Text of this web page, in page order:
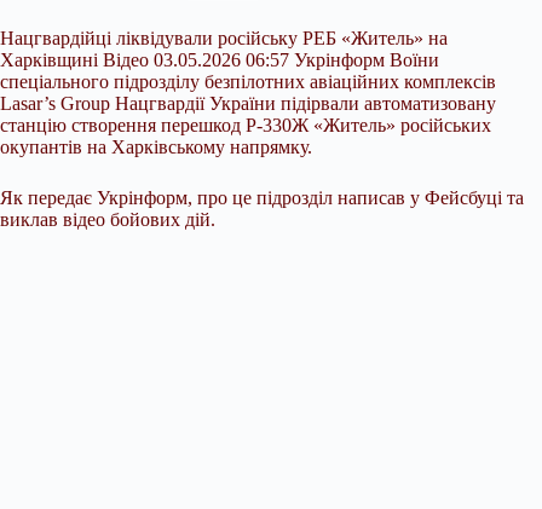
Нацгвардійці ліквідували російську РЕБ «Житель» на
Харківщині Відео 03.05.2026 06:57 Укрінформ Воїни
спеціального підрозділу безпілотних авіаційних комплексів
Lasar’s Group Нацгвардії України підірвали автоматизовану
станцію створення перешкод Р-330Ж «Житель» російських
окупантів на Харківському напрямку.
Як передає Укрінформ, про це підрозділ написав у Фейсбуці та
виклав відео бойових дій.